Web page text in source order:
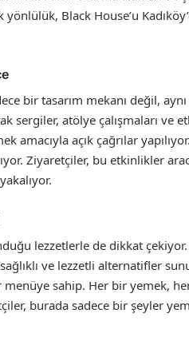
Black House’u
bir tasarım mekanı değil,
sergiler, atölye çalışmaları ve
amacıyla açık çağrılar
Ziyaretçiler, bu etkinlikler
lezzetlerle de dikkat
ve lezzetli alternatifler
menüye sahip. Her bir yemek,
burada sadece bir şeyler